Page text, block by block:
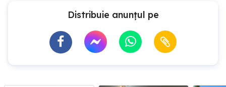
Distribuie anunțul pe